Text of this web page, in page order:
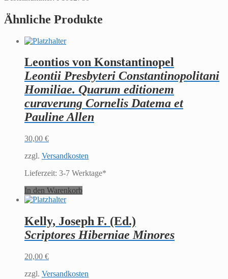
auctoris.
Honorii
Clementiani
presbyteri
Felicem
Episcopum
carmen
carmen
passione.
Michaelis
Thomasii
eiusdem.
vocum
interpretatio.
Ähnliche Produkte
Leontios von Konstantinopel
Leontii Presbyteri Constantinopolitani
Homiliae. Quarum editionem
curaverung Cornelis Datema et
Pauline Allen
30,00 €
zzgl. Versandkosten
Lieferzeit: 3-7 Werktage*
In den Warenkorb
Kelly, Joseph F. (Ed.)
Scriptores Hiberniae Minores
20,00 €
zzgl. Versandkosten